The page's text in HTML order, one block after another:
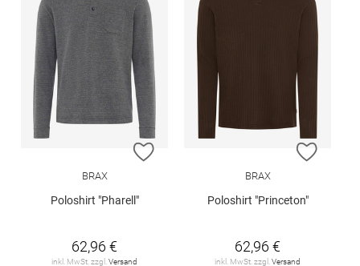
ZUR WUNSCHLISTE HINZUFÜGEN
BRAX
Poloshirt "Pharell"
62,96 €
inkl. MwSt. zzgl. Versand
ZUR
BRAX
Poloshirt "Princeton"
62,96 €
inkl. MwSt. zzgl. Versand